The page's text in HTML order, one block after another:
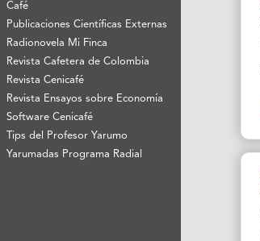
Café
Publicaciones Científicas Externas
Radionovela Mi Finca
Revista Cafetera de Colombia
Revista Cenicafé
Revista Ensayos sobre Economía
Software Cenicafé
Tips del Profesor Yarumo
Yarumadas Programa Radial